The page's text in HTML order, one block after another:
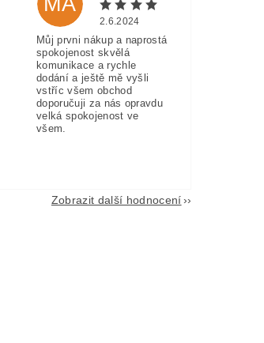
2.6.2024
Můj prvni nákup a naprostá
spokojenost skvělá
komunikace a rychle
dodání a ještě mě vyšli
vstříc všem obchod
doporučuji za nás opravdu
velká spokojenost ve
všem.
Zobrazit další hodnocení